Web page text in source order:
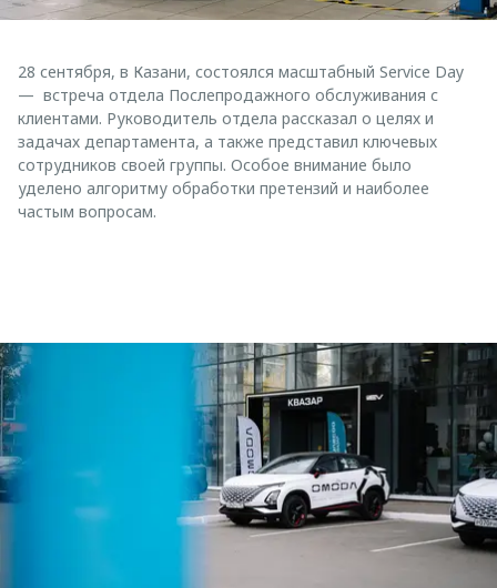
28 сентября, в Казани, состоялся масштабный Service Day
— встреча отдела Послепродажного обслуживания с
клиентами. Руководитель отдела рассказал о целях и
задачах департамента, а также представил ключевых
сотрудников своей группы. Особое внимание было
уделено алгоритму обработки претензий и наиболее
частым вопросам.